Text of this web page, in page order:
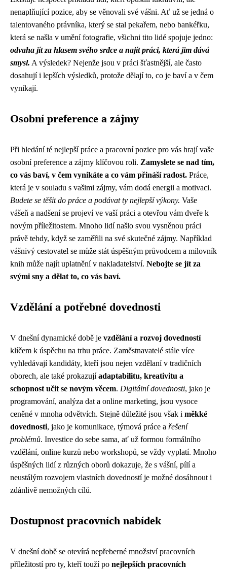
nenaplňující pozice, aby se věnovali své vášni. Ať už se jedná o
talentovaného právníka, který se stal pekařem, nebo bankéřku,
která se našla v umění fotografie, všichni tito lidé spojuje jedno:
odvaha jít za hlasem svého srdce a najít práci, která jim dává
smysl. A výsledek? Nejenže jsou v práci šťastnější, ale často
dosahují i lepších výsledků, protože dělají to, co je baví a v čem
vynikají.
Osobní preference a zájmy
Při hledání té nejlepší práce a pracovní pozice pro vás hrají vaše
osobní preference a zájmy klíčovou roli. Zamyslete se nad tím,
co vás baví, v čem vynikáte a co vám přináší radost. Práce,
která je v souladu s vašimi zájmy, vám dodá energii a motivaci.
Budete se těšit do práce a podávat ty nejlepší výkony. Vaše
vášeň a nadšení se projeví ve vaší práci a otevřou vám dveře k
novým příležitostem. Mnoho lidí našlo svou vysněnou práci
právě tehdy, když se zaměřili na své skutečné zájmy. Například
vášnivý cestovatel se může stát úspěšným průvodcem a milovník
knih může najít uplatnění v nakladatelství. Nebojte se jít za
svými sny a dělat to, co vás baví.
Vzdělání a potřebné dovednosti
V dnešní dynamické době je vzdělání a rozvoj dovedností
klíčem k úspěchu na trhu práce. Zaměstnavatelé stále více
vyhledávají kandidáty, kteří jsou nejen vzdělaní v tradičních
oborech, ale také prokazujíadaptabilitu, kreativitu a
schopnost učit se novým věcem. Digitální dovednosti, jako je
programování, analýza dat a online marketing, jsou vysoce
ceněné v mnoha odvětvích. Stejně důležité jsou však i měkké
dovednosti, jako je komunikace, týmová práce a řešení
problémů. Investice do sebe sama, ať už formou formálního
vzdělání, online kurzů nebo workshopů, se vždy vyplatí. Mnoho
úspěšných lidí z různých oborů dokazuje, že s vášní, pílí a
neustálým rozvojem vlastních dovedností je možné dosáhnout i
zdánlivě nemožných cílů.
Dostupnost pracovních nabídek
V dnešní době se otevírá nepřeberné množství pracovních
příležitostí pro ty, kteří touží po nejlepších pracovních